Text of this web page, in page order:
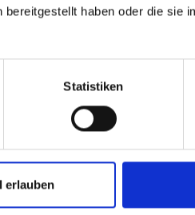
haben oder die sie
Statistiken
erlauben
zum Biken ein. Ein
geht kaum.